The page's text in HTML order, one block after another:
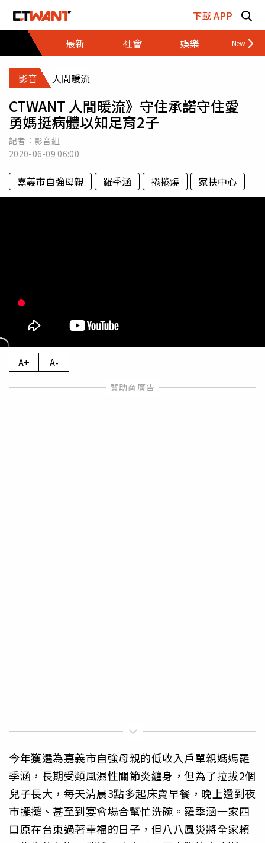
下載 APP
最新
社會 娛樂 財經
影音 人間暖流
CTWANT 人間暖流》守住承諾守住愛
勇媽挺病體以知足育2子
記者：影音組
2020-06-0906:00
嘉義市自強母親 羅季涵 捲捲燒 家扶中心
A+ A-
今年獲選為嘉義市自強母親的低收入戶單親媽媽羅
季涵，長期受類風濕性關節炎纏身，但為了拉拔2個
兒子長大，每天清晨3點多起床賣早餐，晚上還到夜
市擺攤、甚至到宴會場合幫忙洗碗。羅季涵一家四
口原在台東過著幸福的日子，但八八風災將全家賴